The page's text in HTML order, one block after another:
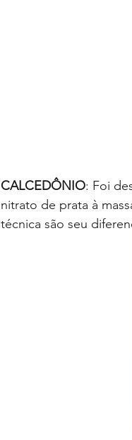
CALCEDÔNIO: Foi
nitrato de prata à
técnica são seu